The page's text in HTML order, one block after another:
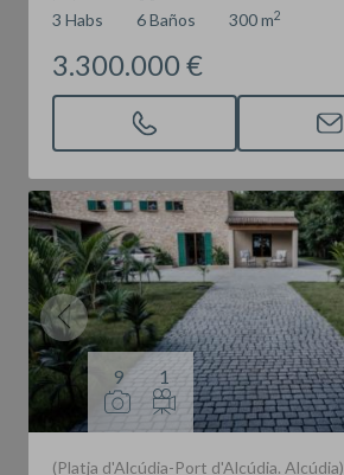
3 Habs 6 Baños 300 m2
3.300.000 €
9 1
(Platja d'Alcúdia-Port d'Alcúdia. Alcúdia)